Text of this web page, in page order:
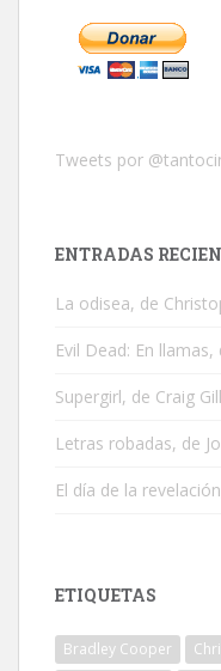
Tweets por
ENTRADAS
La odisea, de
Evil Dead: En
Supergirl, de Craig
Letras robadas, de
El día de la
ETIQUETAS
Bradley Cooper